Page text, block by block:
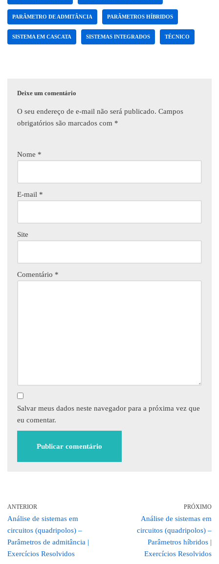
PARÂMETRO DE ADMITÂNCIA PARÂMETROS HÍBRIDOS
SISTEMA EM CASCATA SISTEMAS INTEGRADOS TÉCNICO
Deixe um comentário
O seu endereço de e-mail não será publicado. Campos
obrigatórios são marcados com *
Nome *
E-mail *
Site
Comentário *
Salvar meus dados neste navegador para a próxima vez que
eu comentar.
ANTERIOR
Análise de sistemas em
circuitos (quadripolos) –
Parâmetros de admitância |
Exercícios Resolvidos
PRÓXIMO
Análise de sistemas em
circuitos (quadripolos) –
Parâmetros híbridos |
Exercícios Resolvidos